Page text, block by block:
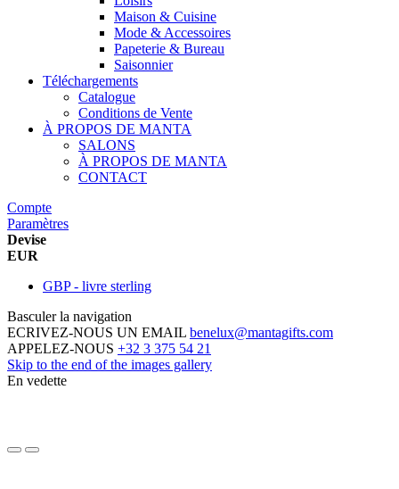
Maison & Cuisine
Mode & Accessoires
Papeterie & Bureau
Saisonnier
Téléchargements
Catalogue
Conditions de Vente
À PROPOS DE MANTA
SALONS
À PROPOS DE MANTA
CONTACT
Compte
Paramètres
Devise
EUR
GBP - livre sterling
Basculer la navigation
ECRIVEZ-NOUS UN EMAIL benelux@mantagifts.com
APPELEZ-NOUS +32 3 375 54 21
Skip to the end of the images gallery
En vedette